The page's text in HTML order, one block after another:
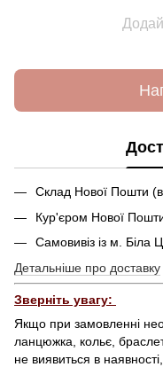
Склад Нової Пошти
Кур'єром Нової
Самовивіз із м. Біла
Детальніше про доставку
Зверніть увагу:
Якщо при замовленні
ланцюжка, кольє,
не виявиться в наявності,